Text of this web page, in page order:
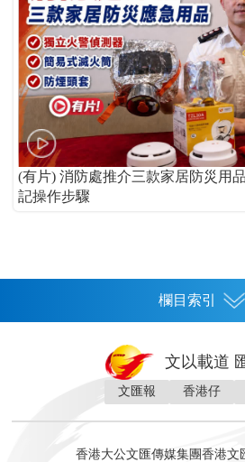
(有片) 消防處推介三款家居防災用
記操作步驟
欄目索引
灣區人
財經 地產 投資 財評
文以載道
文匯報 香港仔
香港大公文匯傳媒集團香港文